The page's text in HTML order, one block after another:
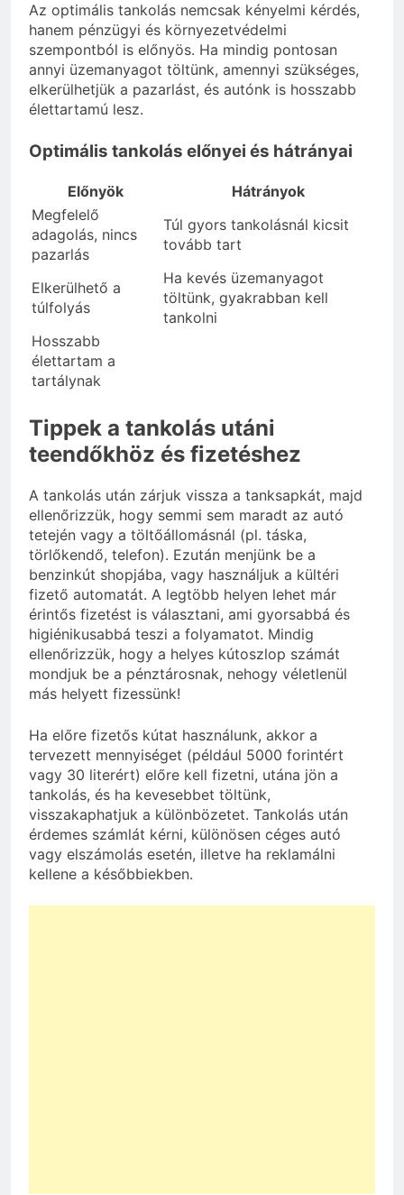
Az optimális tankolás nemcsak kényelmi kérdés,
hanem pénzügyi és környezetvédelmi
szempontból is előnyös. Ha mindig pontosan
annyi üzemanyagot töltünk, amennyi szükséges,
elkerülhetjük a pazarlást, és autónk is hosszabb
élettartamú lesz.
Optimális tankolás előnyei és hátrányai
Előnyök
Hátrányok
Megfelelő
adagolás, nincs
pazarlás
Túl gyors tankolásnál kicsit
tovább tart
Elkerülhető a
túlfolyás
Ha kevés üzemanyagot
töltünk, gyakrabban kell
tankolni
Hosszabb
élettartam a
tartálynak
Tippek a tankolás utáni
teendőkhöz és fizetéshez
A tankolás után zárjuk vissza a tanksapkát, majd
ellenőrizzük, hogy semmi sem maradt az autó
tetején vagy a töltőállomásnál (pl. táska,
törlőkendő, telefon). Ezután menjünk be a
benzinkút shopjába, vagy használjuk a kültéri
fizető automatát. A legtöbb helyen lehet már
érintős fizetést is választani, ami gyorsabbá és
higiénikusabbá teszi a folyamatot. Mindig
ellenőrizzük, hogy a helyes kútoszlop számát
mondjuk be a pénztárosnak, nehogy véletlenül
más helyett fizessünk!
Ha előre fizetős kútat használunk, akkor a
tervezett mennyiséget (például 5000 forintért
vagy 30 literért) előre kell fizetni, utána jön a
tankolás, és ha kevesebbet töltünk,
visszakaphatjuk a különbözetet. Tankolás után
érdemes számlát kérni, különösen céges autó
vagy elszámolás esetén, illetve ha reklamálni
kellene a későbbiekben.